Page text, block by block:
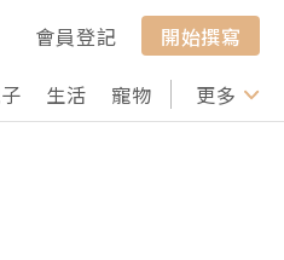
會員登記
開始撰寫
生活 寵物 行山 打卡
更多